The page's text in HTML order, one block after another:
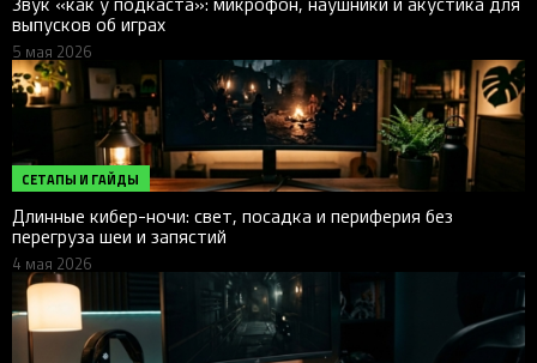
выпусков об играх
5 мая 2026
СЕТАПЫ И ГАЙДЫ
Длинные кибер-ночи: свет, посадка и периферия без
перегруза шеи и запястий
4 мая 2026